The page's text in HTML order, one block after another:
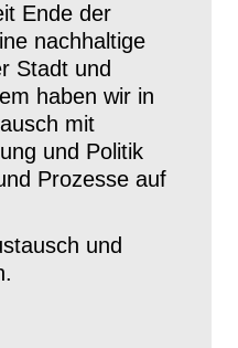
Ende der
nachhaltige
Stadt und
haben wir in
mit
und Politik
Prozesse auf
und